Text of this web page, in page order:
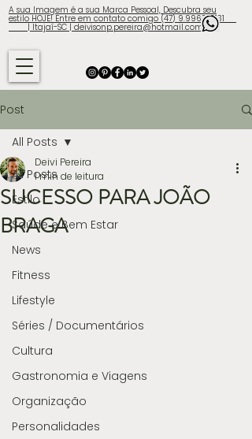
A sua Imagem é a sua Marca Pessoal, Descubra seu
estilo HOJE! Entre em contato comigo (47) 9.9960-3131
| Itajaí-SC | deivisonp.pereira@hotmail.com
Post
All Posts
Estilo
Saúde e Bem Estar
News
Fitness
Lifestyle
Séries / Documentários
Cultura
Gastronomia e Viagens
Organização
Personalidades
All Posts
SUCESSO PARA JOÃO
BRAGA
Deivi Pereira
1 min de leitura